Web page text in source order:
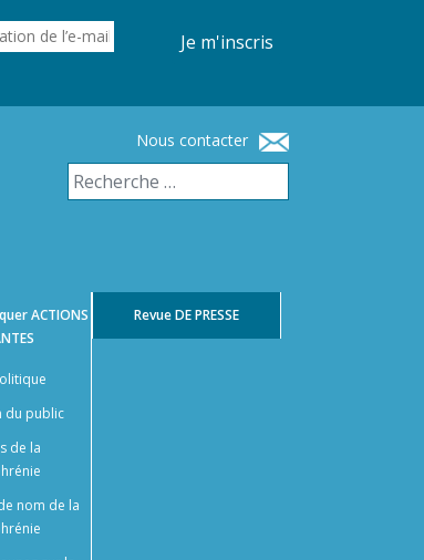
Je m'inscris
Nous contacter
ACTIONS
du public
de la
nom de la
RevueDE PRESSE